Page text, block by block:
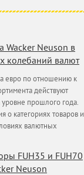
Wacker Neuson в
колебаний валют
евро по отношению к
действуют
прошлого года.
о категориях товаров и
валютных
FUH35 и FUH70
Neuson